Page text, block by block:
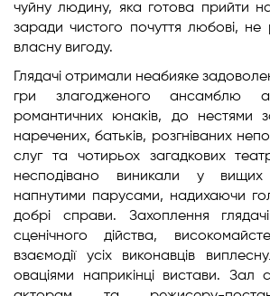
чуйну людину, яка готова прийти
заради чистого почуття любові,
власну вигоду.
Глядачі отримали неабияке
гри злагодженого ансамблю
романтичних юнаків, до нестями
наречених, батьків, розгніваних
слуг та чотирьох загадкових
несподівано виникали у
напнутими парусами, надихаючи
добрі справи. Захоплення
сценічного дійства,
взаємодії усіх виконавців
оваціями наприкінці вистави. Зал